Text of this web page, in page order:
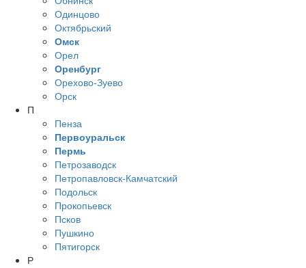
Одинцово
Октябрьский
Омск
Орел
Оренбург
Орехово-Зуево
Орск
П
Пенза
Первоуральск
Пермь
Петрозаводск
Петропавловск-Камчатский
Подольск
Прокопьевск
Псков
Пушкино
Пятигорск
Р